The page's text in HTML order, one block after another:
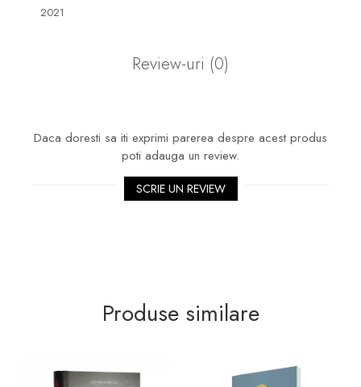
2021
Review-uri (0)
Daca doresti sa iti exprimi parerea despre acest produs
poti adauga un review.
SCRIE UN REVIEW
Produse similare